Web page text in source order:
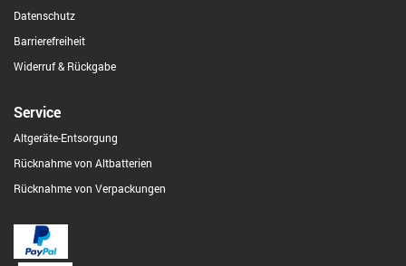
Datenschutz
Barrierefreiheit
Widerruf & Rückgabe
Service
Altgeräte-Entsorgung
Rücknahme von Altbatterien
Rücknahme von Verpackungen